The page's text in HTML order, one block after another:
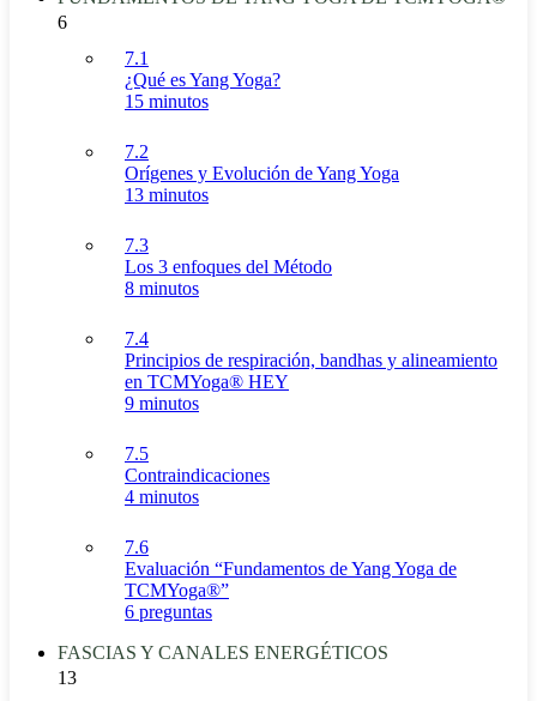
6
7.1
¿Qué es Yang Yoga?
15 minutos
7.2
Orígenes y Evolución de Yang Yoga
13 minutos
7.3
Los 3 enfoques del Método
8 minutos
7.4
Principios de respiración, bandhas y alineamiento
en TCMYoga® HEY
9 minutos
7.5
Contraindicaciones
4 minutos
7.6
Evaluación “Fundamentos de Yang Yoga de
TCMYoga®”
6 preguntas
FASCIAS Y CANALES ENERGÉTICOS
13